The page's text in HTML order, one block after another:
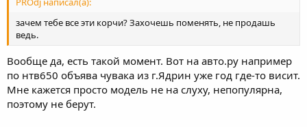
зачем тебе все эти корчи? Захочешь поменять, не продашь
ведь.
Вообще да, есть такой момент. Вот на авто.ру например
по нтв650 объява чувака из г.Ядрин уже год где-то висит.
Мне кажется просто модель не на слуху, непопулярна,
поэтому не берут.